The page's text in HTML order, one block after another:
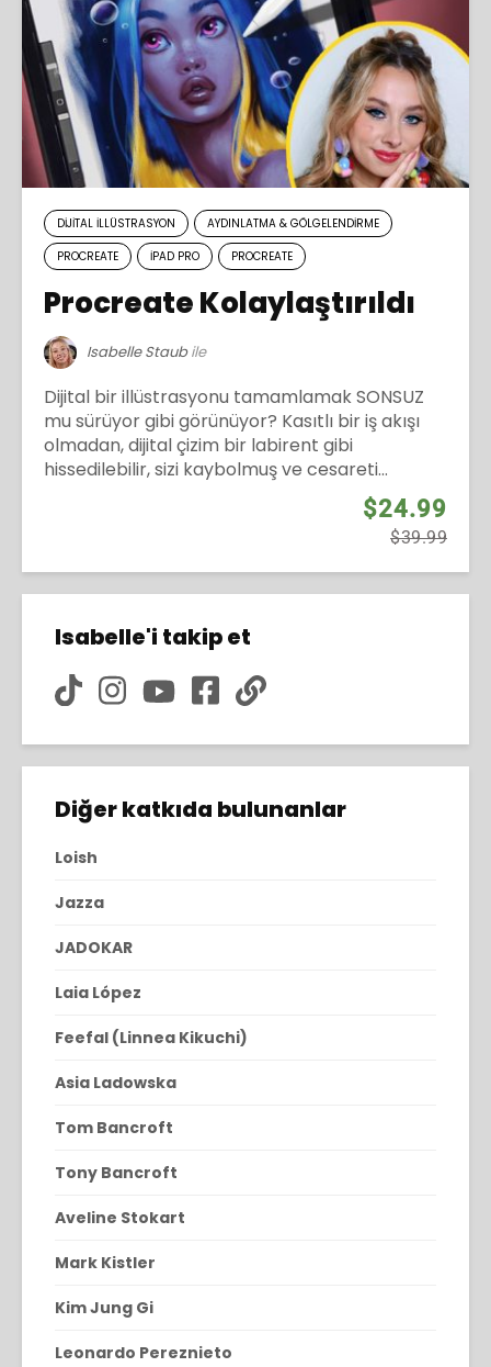
DIJITAL İLLÜSTRASYON
AYDINLATMA & GÖLGELENDIRME
PROCREATE
IPAD PRO PROCREATE
Procreate Kolaylaştırıldı
Isabelle Staubile
Dijital bir illüstrasyonu tamamlamak SONSUZ
mu sürüyor gibi görünüyor? Kasıtlı bir iş akışı
olmadan, dijital çizim bir labirent gibi
hissedilebilir, sizi kaybolmuş ve cesareti...
$24.99
$39.99
Isabelle'i takip et
Diğer katkıda bulunanlar
Loish
Jazza
JADOKAR
Laia López
Feefal (Linnea Kikuchi)
Asia Ladowska
Tom Bancroft
Tony Bancroft
Aveline Stokart
Mark Kistler
Kim Jung Gi
Leonardo Pereznieto